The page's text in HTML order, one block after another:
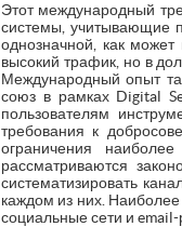
Этот международный
системы, учитывающие
однозначной, как может
высокий трафик, но в
Международный опыт
союз в рамках Digital
пользователям
требования к
ограничения
рассматриваются
систематизировать
каждом из них.
социальные сети и email-